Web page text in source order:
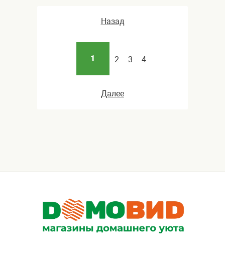
Назад
1 2 3 4
Далее